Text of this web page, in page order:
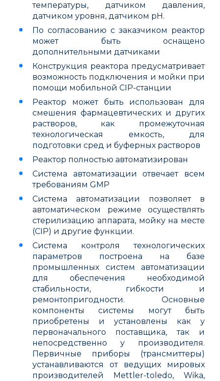
температуры, датчиком давления,
датчиком уровня, датчиком рН.
По согласованию с заказчиком реактор
может быть оснащено
дополнительными датчиками
Конструкция реактора предусматривает
возможность подключения и мойки при
помощи мобильной CIP-станции
Реактор может быть использован для
смешения фармацевтических и других
растворов, как промежуточная
технологическая емкость, для
подготовки сред и буферных растворов
Реактор полностью автоматизирован
Система автоматизации отвечает всем
требованиям GMP
Система автоматизации позволяет в
автоматическом режиме осуществлять
стерилизацию аппарата, мойку на месте
(CIP) и другие функции.
Система контроля технологических
параметров построена на базе
промышленных систем автоматизации
для обеспечения необходимой
стабильности, гибкости и
ремонтопригодности. Основные
компоненты системы могут быть
приобретены и установлены как у
первоначального поставщика, так и
непосредственно у производителя.
Первичные приборы (трансмиттеры)
устанавливаются от ведущих мировых
производителей Mettler-toledo, Wika,